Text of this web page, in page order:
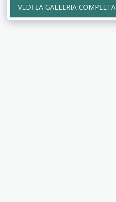
VEDI LA GALLERIA COMPLETA